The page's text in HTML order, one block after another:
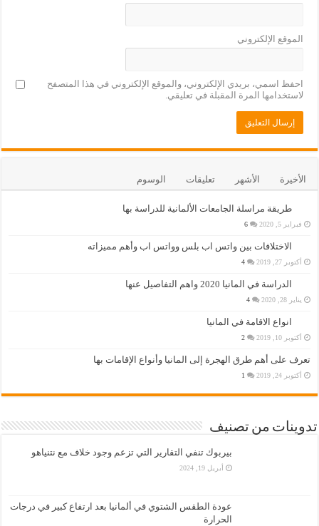
الموقع الإلكتروني
احفظ اسمي، بريدي الإلكتروني، والموقع الإلكتروني في هذا المتصفح
لاستخدامها المرة المقبلة في تعليقي.
الأخيرة الأشهر تعليقات الوسوم
طريقة مراسلة الجامعات الألمانية للدراسة بها
فبراير 5, 2020 6
الاختلافات بين واتس اب بلس وواتس اب وأهم مميزاته
أكتوبر 27, 2019 4
الدراسة في المانيا 2020 واهم التفاصيل عنها
يناير 28, 2020 4
انواع الاقامة في المانيا
أكتوبر 10, 2019 2
تعرف على أهم طرق الهجرة إلى المانيا وأنواع الإقامات بها
أكتوبر 24, 2019 1
تدوينات من تصنيف
بيربوك تنفي التقارير التي تزعم وجود خلاف مع نتنياهو
أبريل 19, 2024
عودة الطقس الشتوي في ألمانيا بعد ارتفاع كبير في درجات
الحرارة